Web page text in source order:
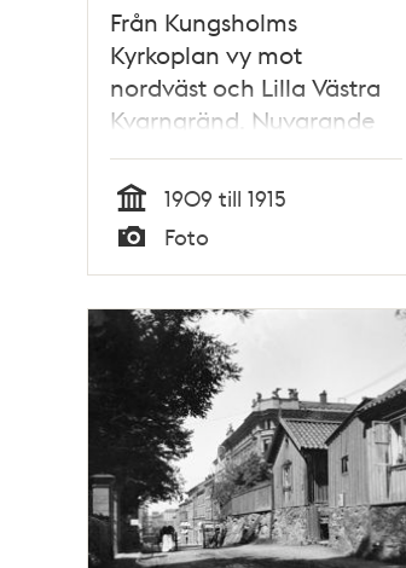
Från Kungsholms
Kyrkoplan vy mot
nordväst och Lilla Västra
Kvarngränd. Nuvarande
kv. Opalen
Tid
1909 till 1915
Typ
Foto